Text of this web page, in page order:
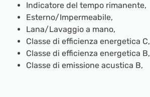
Indicatore del tempo rimanente,
Esterno/Impermeabile,
Lana/Lavaggio a mano,
Classe di efficienza energetica C,
Classe di efficienza energetica B,
Classe di emissione acustica B,